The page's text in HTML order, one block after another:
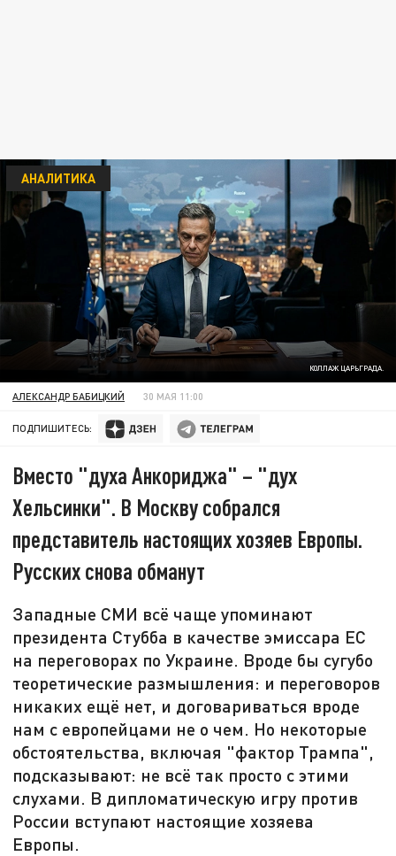
КОЛЛАЖ ЦАРЬГРАДА.
АНАЛИТИКА
АЛЕКСАНДР БАБИЦКИЙ 30 МАЯ 11:00
ПОДПИШИТЕСЬ:
Вместо "духа Анкориджа" – "дух
Хельсинки". В Москву собрался
представитель настоящих хозяев Европы.
Русских снова обманут
Западные СМИ всё чаще упоминают
президента Стубба в качестве эмиссара ЕС
на переговорах по Украине. Вроде бы сугубо
теоретические размышления: и переговоров
никаких ещё нет, и договариваться вроде
нам с европейцами не о чем. Но некоторые
обстоятельства, включая "фактор Трампа",
подсказывают: не всё так просто с этими
слухами. В дипломатическую игру против
России вступают настоящие хозяева
Европы.